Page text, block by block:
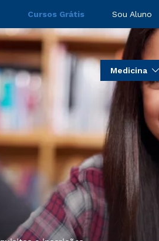
Cursos Grátis Sou Aluno
Medicina